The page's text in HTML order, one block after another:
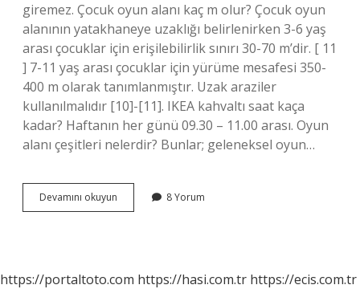
giremez. Çocuk oyun alanı kaç m olur? Çocuk oyun
alanının yatakhaneye uzaklığı belirlenirken 3-6 yaş
arası çocuklar için erişilebilirlik sınırı 30-70 m’dir. [ 11
] 7-11 yaş arası çocuklar için yürüme mesafesi 350-
400 m olarak tanımlanmıştır. Uzak araziler
kullanılmalıdır [10]-[11]. IKEA kahvaltı saat kaça
kadar? Haftanın her günü 09.30 – 11.00 arası. Oyun
alanı çeşitleri nelerdir? Bunlar; geleneksel oyun…
Devamını okuyun
Çocuk
8 Yorum
https://portaltoto.com https://hasi.com.tr https://ecis.com.tr